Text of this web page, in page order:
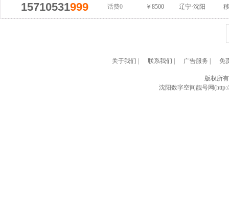
15710531999 话费0 ￥8500 辽宁·沈阳
关于我们 联系我们 广告服务 免
版权所
沈阳数字空间靓号网